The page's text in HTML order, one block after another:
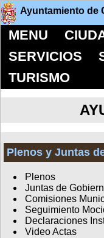
Ayuntamiento de
MENU
SERVICIOS
TURISMO
Plenos y Juntas
Plenos
Juntas de
Comisiones
Seguimiento
Declaraciones
Video Actas